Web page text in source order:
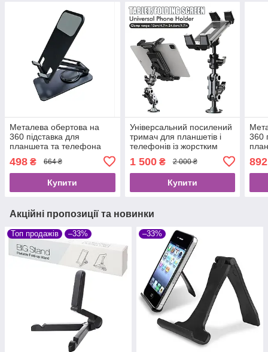
Металева обертова на
360 підставка для
планшета та телефона
498 ₴ 664 ₴
Купити
Універсальний посилений
тримач для планшетів і
телефонів із жорстким
гвинтовим кріпленням до
поверхні.
1 500₴ 2 000 ₴
Купити
360
Акційні пропозиції та новинки
Топ продажів –33% –33%